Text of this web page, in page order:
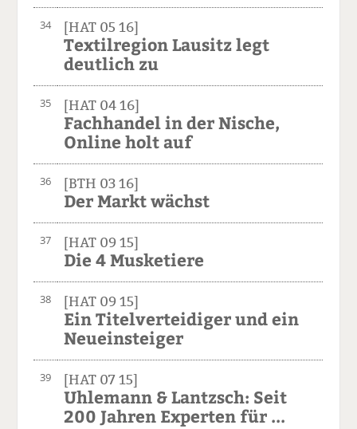
34 [HAT 05 16]
Textilregion Lausitz legt
deutlich zu
35 [HAT 04 16]
Fachhandel in der Nische,
Online holt auf
36 [BTH 03 16]
Der Markt wächst
37 [HAT 09 15]
Die 4 Musketiere
38 [HAT 09 15]
Ein Titelverteidiger und ein
Neueinsteiger
39 [HAT 07 15]
Uhlemann & Lantzsch: Seit
200 Jahren Experten für ...